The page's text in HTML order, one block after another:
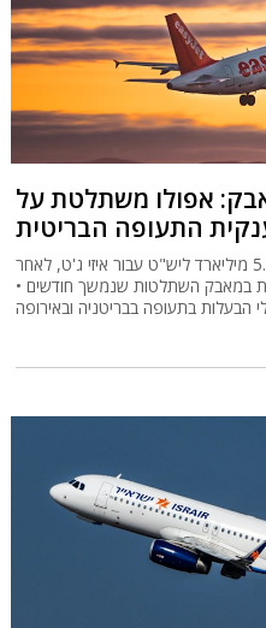
אפולו משתלטת על
התעופה הבריטית
קרן ההשקעות האמריקאית תשלם 5.7 מיליארד ליש"ט עבור איזי ג'ט, לאחר
במאבק השתלטות שנמשך חודשים •
בתעופה בבריטניה ובאירופה